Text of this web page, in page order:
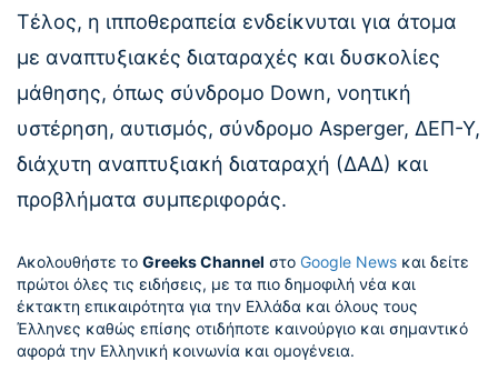
Τέλος, η ιπποθεραπεία ενδείκνυται για άτομα
με αναπτυξιακές διαταραχές και δυσκολίες
μάθησης, όπως σύνδρομο Down, νοητική
υστέρηση, αυτισμός, σύνδρομο Asperger, ΔΕΠ-Υ,
διάχυτη αναπτυξιακή διαταραχή (ΔΑΔ) και
προβλήματα συμπεριφοράς.
Ακολουθήστε το Greeks Channel στο Google News και δείτε
πρώτοι όλες τις ειδήσεις, με τα πιο δημοφιλή νέα και
έκτακτη επικαιρότητα για την Ελλάδα και όλους τους
Έλληνες καθώς επίσης οτιδήποτε καινούργιο και σημαντικό
αφορά την Ελληνική κοινωνία και ομογένεια.